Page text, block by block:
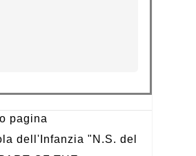
pagina
dell'Infanzia "N.S. del